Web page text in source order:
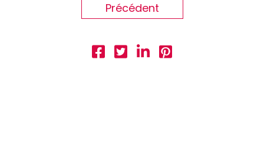
Précédent